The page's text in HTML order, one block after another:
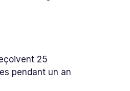
25
pendant un an